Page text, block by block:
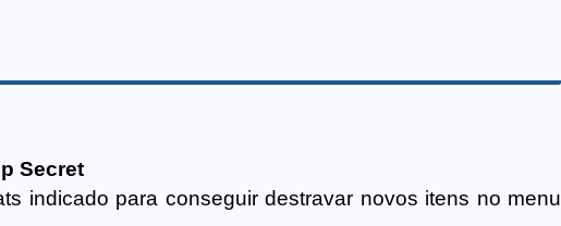
Secret
indicado para conseguir destravar novos itens no menu